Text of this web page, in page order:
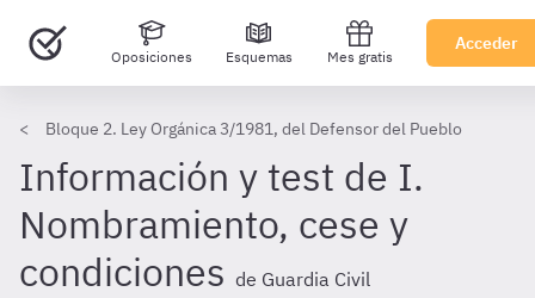
Oposiciones Esquemas Mes gratis
Acceder
Bloque 2. Ley Orgánica 3/1981, del Defensor del Pueblo
Información y test de I.
Nombramiento, cese y
condiciones de Guardia Civil